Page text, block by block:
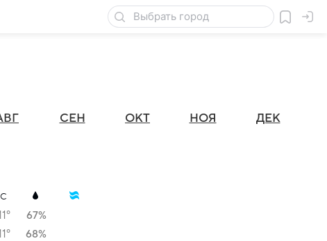
СЕН ОКТ НОЯ ДЕК
67%
68%